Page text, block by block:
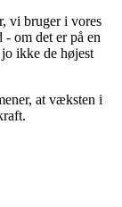
vi bruger i vores
om det er på en
ikke de højest
at væksten i